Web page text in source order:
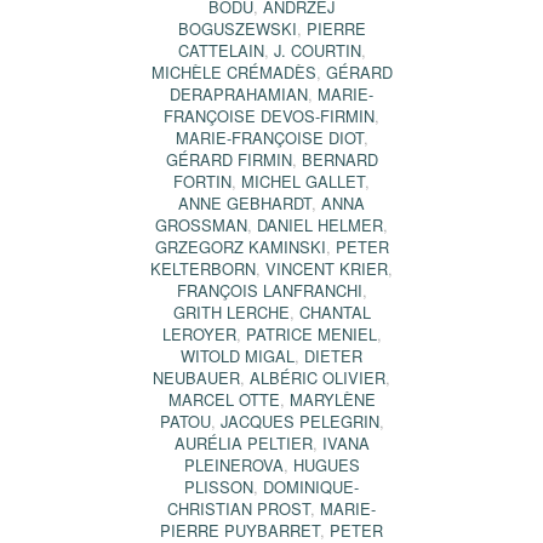
BODU, ANDRZEJ
BOGUSZEWSKI, PIERRE
CATTELAIN, J. COURTIN,
MICHÈLE CRÉMADÈS, GÉRARD
DERAPRAHAMIAN, MARIE-
FRANÇOISE DEVOS-FIRMIN,
MARIE-FRANÇOISE DIOT,
GÉRARD FIRMIN, BERNARD
FORTIN, MICHEL GALLET,
ANNE GEBHARDT, ANNA
GROSSMAN, DANIEL HELMER,
GRZEGORZ KAMINSKI, PETER
KELTERBORN, VINCENT KRIER,
FRANÇOIS LANFRANCHI,
GRITH LERCHE, CHANTAL
LEROYER, PATRICE MENIEL,
WITOLD MIGAL, DIETER
NEUBAUER, ALBÉRIC OLIVIER,
MARCEL OTTE, MARYLÈNE
PATOU, JACQUES PELEGRIN,
AURÉLIA PELTIER, IVANA
PLEINEROVA, HUGUES
PLISSON, DOMINIQUE-
CHRISTIAN PROST, MARIE-
PIERRE PUYBARRET, PETER